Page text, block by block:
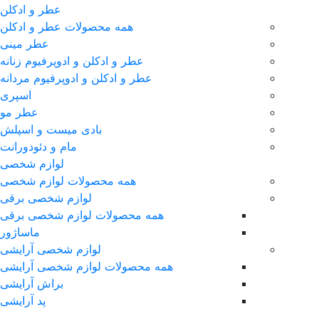
عطر و ادکلن
همه محصولات عطر و ادکلن
عطر مینی
عطر و ادکلن و ادوپرفیوم زنانه
عطر و ادکلن و ادوپرفیوم مردانه
اسپری
عطر مو
بادی میست و اسپلش
مام و دئودورانت
لوازم شخصی
همه محصولات لوازم شخصی
لوازم شخصی برقی
همه محصولات لوازم شخصی برقی
ماساژور
لوازم شخصی آرایشی
همه محصولات لوازم شخصی آرایشی
براش آرایشی
پد آرایشی